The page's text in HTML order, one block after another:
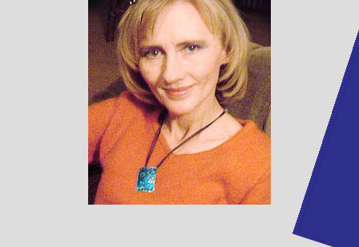
pilnować torebki,
nie zapomnieć o
uśmiechu...